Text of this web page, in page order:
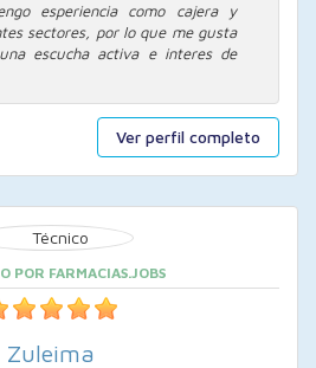
Ver perfil completo
esperiencia como cajera y
sectores, por lo que me gusta
escucha activa e interes de
POR FARMACIAS.JOBS
Zuleima